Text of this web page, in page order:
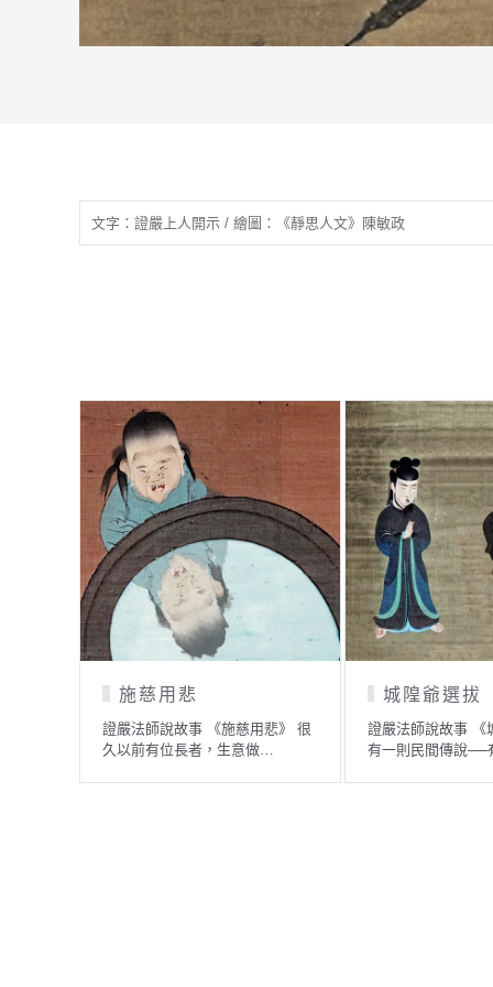
文字：證嚴上人開示 / 繪圖：《靜思人文》陳敏政
《瞋怒的習氣》
知福、惜福、再造福
證嚴法師說故事 《知福、惜福、
再造福》 在日本的大本願…
撿
證嚴法
則日本